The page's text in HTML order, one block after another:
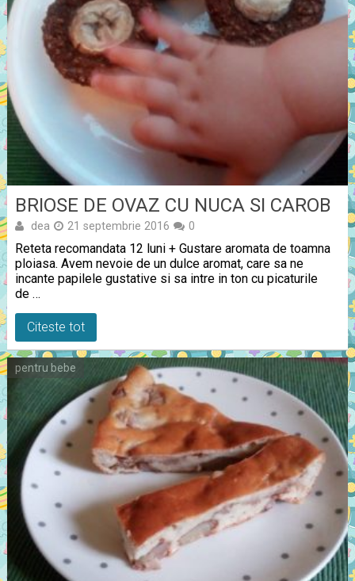
BRIOSE DE OVAZ CU NUCA SI CAROB
dea 21 septembrie 2016 0
Reteta recomandata 12 luni + Gustare aromata de toamna
ploiasa. Avem nevoie de un dulce aromat, care sa ne
incante papilele gustative si sa intre in ton cu picaturile
de …
Citeste tot
pentru bebe